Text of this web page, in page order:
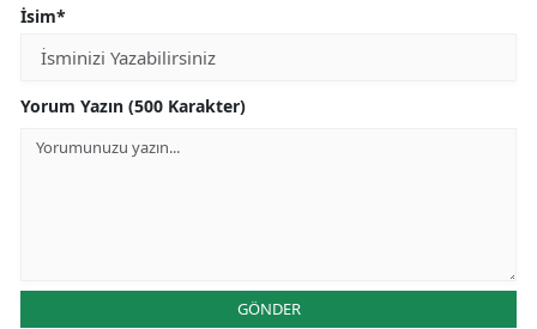
İsim*
Yorum Yazın (500 Karakter)
GÖNDER